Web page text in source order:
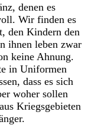
denen es
Wir finden es
den Kindern den
ihnen leben zwar
keine Ahnung.
in Uniformen
dass es sich
woher sollen
Kriegsgebieten